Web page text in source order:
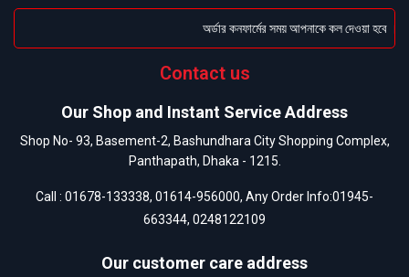
অর্ডার কনফার্মের সময় আপনাকে কল দেওয়া হবে ।
Contact us
Our Shop and Instant Service Address
Shop No- 93, Basement-2, Bashundhara City Shopping Complex,
Panthapath, Dhaka - 1215.
Call : 01678-133338, 01614-956000, Any Order Info:01945-
663344, 0248122109
Our customer care address